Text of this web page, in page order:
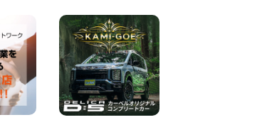
100円レンタカー 羽田空港
2026年08月04日
お引越しに便利で最適!(禁煙
車両) 香川県 坂出川津店
100円レンタカー 坂出川津
2026年08月04日
ちょっとそこまで。もっと気
軽に 埼玉県 西武秩父駅前店